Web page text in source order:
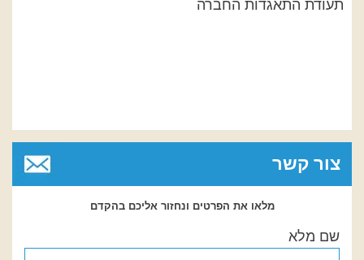
תעודת התאגדות החברה
צור קשר
מלאו את הפרטים ונחזור אליכם בהקדם
שם מלא